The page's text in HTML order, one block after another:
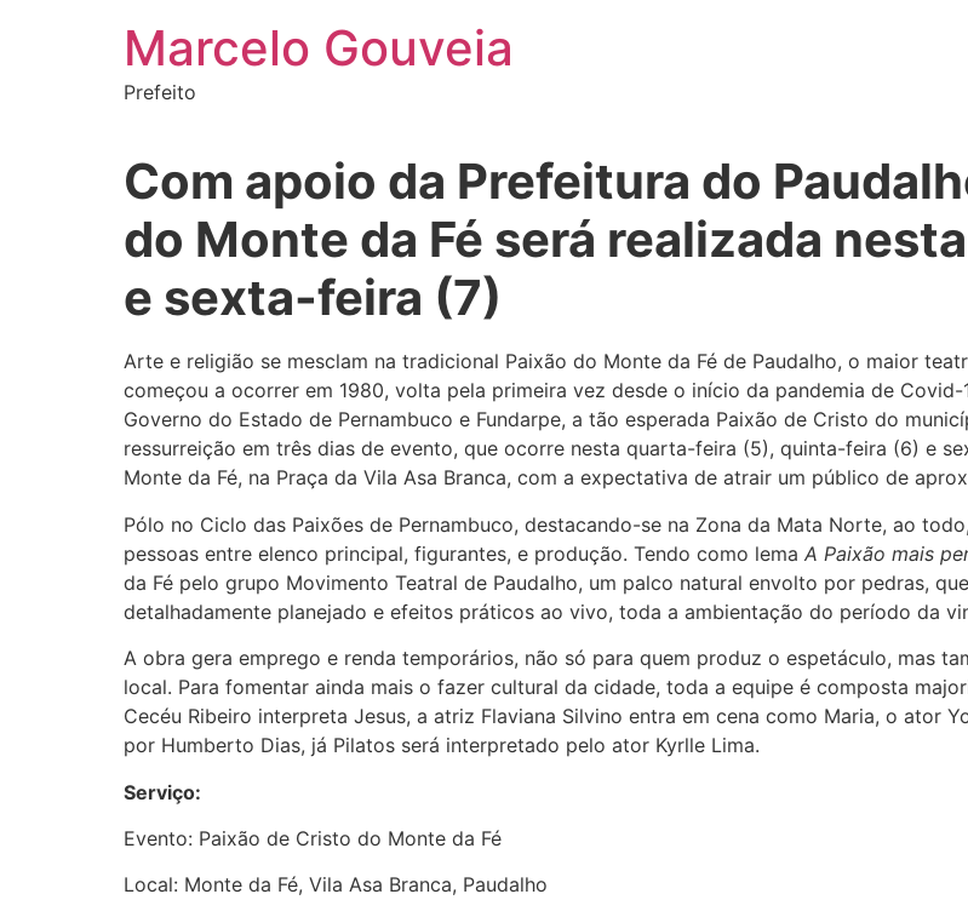
Marcelo Gouveia
Prefeito
Com apoio da Prefeitura do
do Monte da Fé será realizada
e sexta-feira (7)
Arte e religião se mesclam na tradicional Paixão do Monte da Fé de Paudalho, o maior
começou a ocorrer em 1980, volta pela primeira vez desde o início da pandemia de
Governo do Estado de Pernambuco e Fundarpe, a tão esperada Paixão de Cristo do
ressurreição em três dias de evento, que ocorre nesta quarta-feira (5), quinta-feira (6) e
Monte da Fé, na Praça da Vila Asa Branca, com a expectativa de ​​atrair um público de
Pólo no Ciclo das Paixões de Pernambuco, destacando-se na Zona da Mata Norte, ao
pessoas entre elenco principal, figurantes, e produção. Tendo como lema A Paixão mais
da Fé pelo grupo Movimento Teatral de Paudalho, um palco natural envolto por pedras,
detalhadamente planejado e efeitos práticos ao vivo, toda a ambientação do período da
A obra gera emprego e renda temporários, não só para quem produz o espetáculo, mas
local. Para fomentar ainda mais o fazer cultural da cidade, toda a equipe é composta
Cecéu Ribeiro interpreta Jesus, a atriz Flaviana Silvino entra em cena como Maria, o ator
por Humberto Dias, já Pilatos será interpretado pelo ator Kyrlle Lima.
Serviço:
Evento: Paixão de Cristo do Monte da Fé
Local: Monte da Fé, Vila Asa Branca, Paudalho